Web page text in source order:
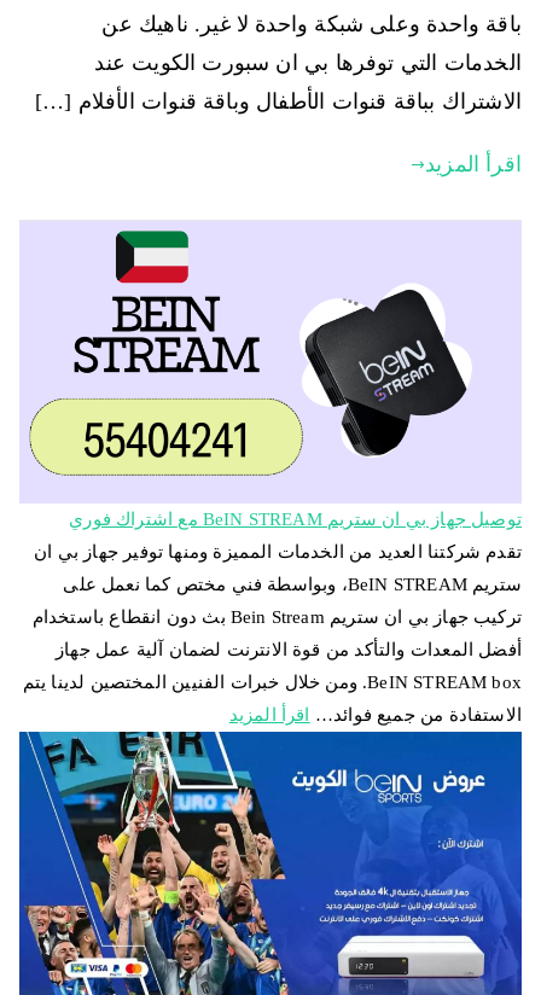
باقة واحدة وعلى شبكة واحدة لا غير. ناهيك عن
الخدمات التي توفرها بي ان سبورت الكويت عند
الاشتراك بباقة قنوات الأطفال وباقة قنوات الأفلام […]
اقرأ المزيد
توصيل جهاز بي ان ستريم BeIN STREAM مع اشتراك فوري
تقدم شركتنا العديد من الخدمات المميزة ومنها توفير جهاز بي ان
ستريم BeIN STREAM، وبواسطة فني مختص كما نعمل على
تركيب جهاز بي ان ستريم Bein Stream بث دون انقطاع باستخدام
أفضل المعدات والتأكد من قوة الانترنت لضمان آلية عمل جهاز
BeIN STREAM box. ومن خلال خبرات الفنيين المختصين لدينا يتم
الاستفادة من جميع فوائد…
اقرأ المزيد